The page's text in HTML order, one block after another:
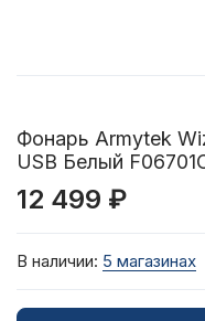
Фонарь Armytek
USB Белый
12 499 ₽
В наличии: 5 магазинах